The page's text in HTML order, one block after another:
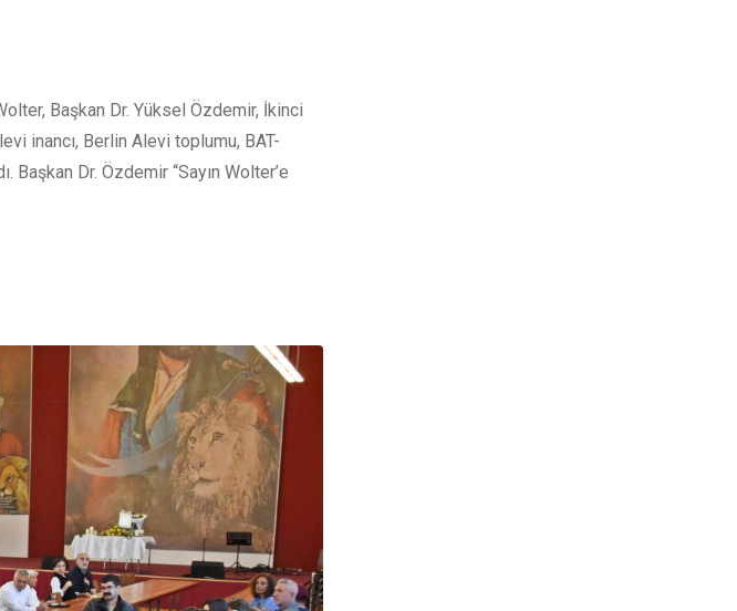
Başkan Dr. Yüksel Özdemir, İkinci
inancı, Berlin Alevi toplumu, BAT-
Dr. Özdemir “Sayın Wolter’e